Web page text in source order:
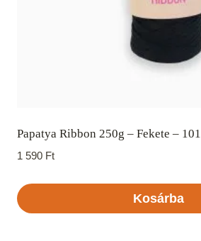
Papatya Ribbon 250g – Fekete – 101
1 590 Ft
Kosárba